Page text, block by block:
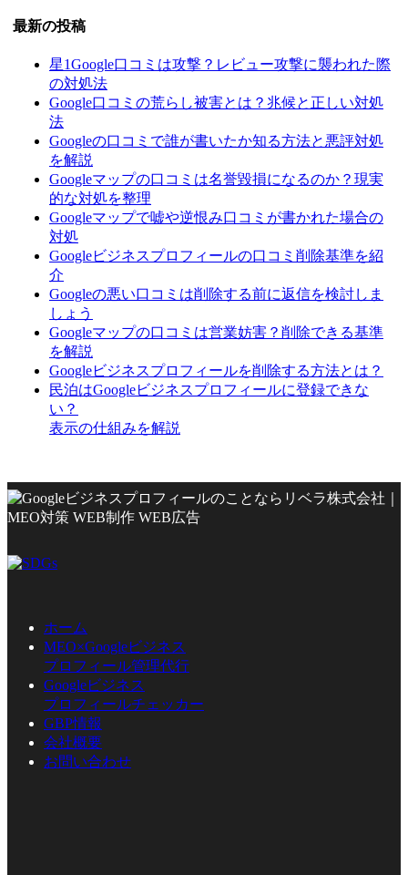
最新の投稿
星1Google口コミは攻撃？レビュー攻撃に襲われた際
の対処法
Google口コミの荒らし被害とは？兆候と正しい対処
法
Googleの口コミで誰が書いたか知る方法と悪評対処
を解説
Googleマップの口コミは名誉毀損になるのか？現実
的な対処を整理
Googleマップで嘘や逆恨み口コミが書かれた場合の
対処
Googleビジネスプロフィールの口コミ削除基準を紹
介
Googleの悪い口コミは削除する前に返信を検討しま
しょう
Googleマップの口コミは営業妨害？削除できる基準
を解説
Googleビジネスプロフィールを削除する方法とは？
民泊はGoogleビジネスプロフィールに登録できな
い？
表示の仕組みを解説
ホーム
MEO×Googleビジネス
プロフィール管理代行
Googleビジネス
プロフィールチェッカー
GBP情報
会社概要
お問い合わせ